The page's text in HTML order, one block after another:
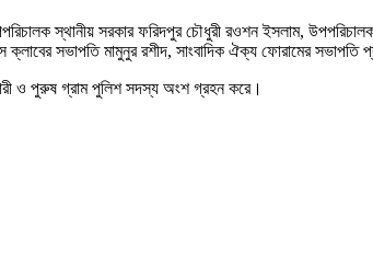
স্থানীয় সরকার ফরিদপুর চৌধুরী রওশন ইসলাম,
সভাপতি মামুনুর রশীদ, সাংবাদিক ঐক্য ফোরামের সভাপতি
নারী ও পুরুষ গ্রাম পুলিশ সদস্য অংশ গ্রহন করে।